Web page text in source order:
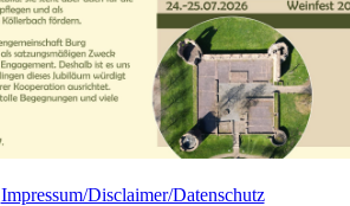
Impressum/Disclaimer/Datenschutz